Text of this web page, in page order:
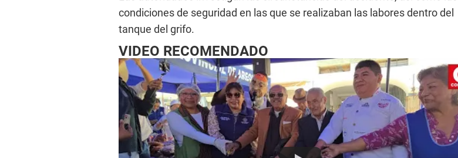
condiciones de seguridad en las que se realizaban las labores dentro del
tanque del grifo.
VIDEO RECOMENDADO